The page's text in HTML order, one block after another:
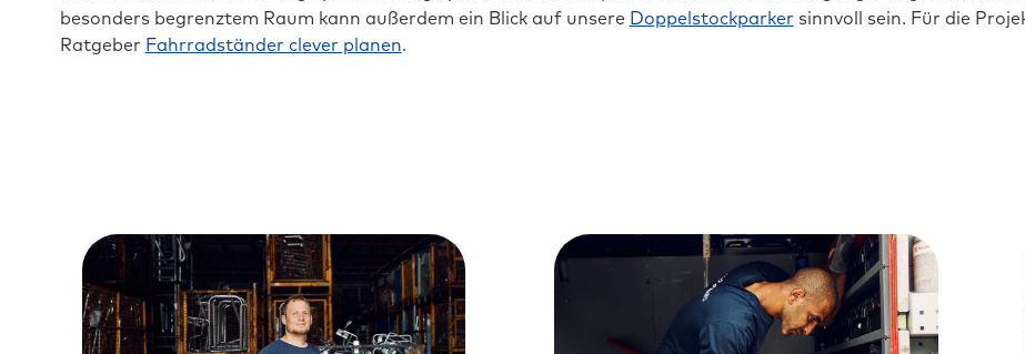
besonders begrenztem Raum kann außerdem ein Blick auf unsere Doppelstockparkersinnvoll sein. Für die
Ratgeber Fahrradständer clever planen.